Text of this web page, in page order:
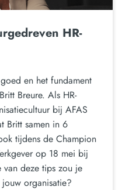
HR-
en het fundament
Breure. Als HR-
bij AFAS
Britt samen in 6
tijdens de Champion
op 18 mei bij
deze tips zou je
organisatie?